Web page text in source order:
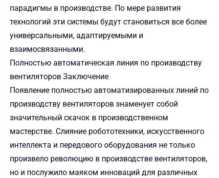
парадигмы в производстве. По мере развития
технологий эти системы будут становиться все более
универсальными, адаптируемыми и
взаимосвязанными.
Полностью автоматическая линия по производству
вентиляторов Заключение
Появление полностью автоматизированных линий по
производству вентиляторов знаменует собой
значительный скачок в производственном
мастерстве. Слияние робототехники, искусственного
интеллекта и передового оборудования не только
произвело революцию в производстве вентиляторов,
но и послужило маяком инноваций для различных